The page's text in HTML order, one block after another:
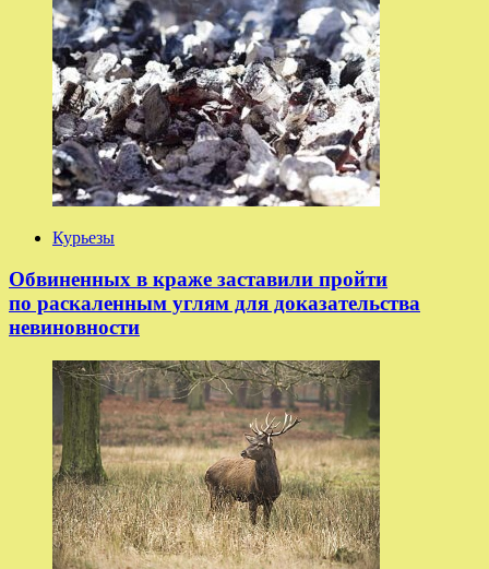
Курьезы
Обвиненных в краже заставили пройти
по раскаленным углям для доказательства
невиновности